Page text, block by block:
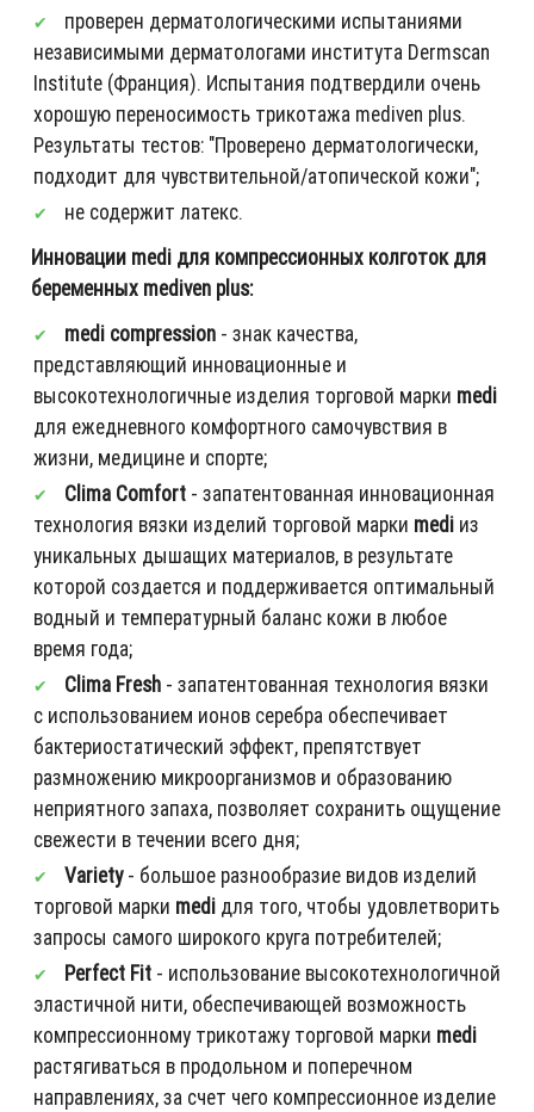
проверен дерматологическими испытаниями
независимыми дерматологами института Dermscan
Institute (Франция). Испытания подтвердили очень
хорошую переносимость трикотажа mediven plus.
Результаты тестов: "Проверено дерматологически,
подходит для чувствительной/атопической кожи";
не содержит латекс.
Инновации medi для компрессионных колготок для
беременных mediven plus:
medi compression - знак качества,
представляющий инновационные и
высокотехнологичные изделия торговой марки medi
для ежедневного комфортного самочувствия в
жизни, медицине и спорте;
Clima Comfort - запатентованная инновационная
технология вязки изделий торговой марки medi из
уникальных дышащих материалов, в результате
которой создается и поддерживается оптимальный
водный и температурный баланс кожи в любое
время года;
Clima Fresh - запатентованная технология вязки
с использованием ионов серебра обеспечивает
бактериостатический эффект, препятствует
размножению микроорганизмов и образованию
неприятного запаха, позволяет сохранить ощущение
свежести в течении всего дня;
Variety- большое разнообразие видов изделий
торговой марки medi для того, чтобы удовлетворить
запросы самого широкого круга потребителей;
Perfect Fit - использование высокотехнологичной
эластичной нити, обеспечивающей возможность
компрессионному трикотажу торговой марки medi
растягиваться в продольном и поперечном
направлениях, за счет чего компрессионное изделие